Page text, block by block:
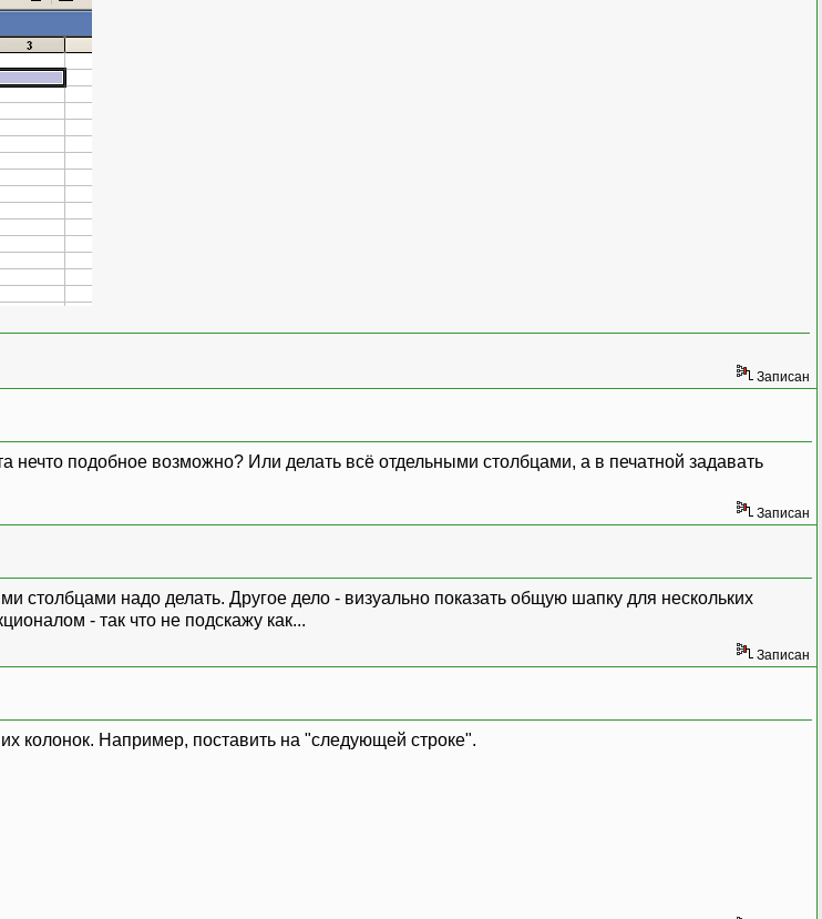
Записан
нечто подобное возможно? Или делать всё отдельными столбцами, а в печатной задавать
Записан
столбцами надо делать. Другое дело - визуально показать общую шапку для нескольких
- так что не подскажу как...
Записан
колонок. Например, поставить на "следующей строке".